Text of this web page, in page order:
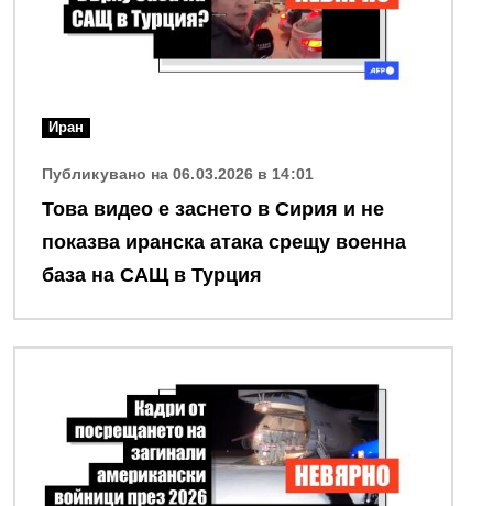
Иран
Публикувано на 06.03.2026 в 14:01
Това видео е заснето в Сирия и не
показва иранска атака срещу военнa
базa на САЩ в Турция